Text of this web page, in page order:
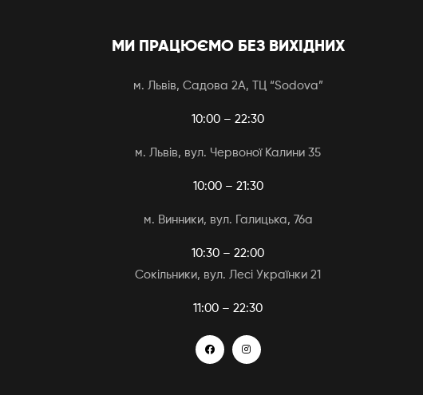
МИ ПРАЦЮЄМО БЕЗ ВИХІДНИХ
м. Львів, Садова 2А, ТЦ “Sodova”
10:00 – 22:30
м. Львів, вул. Червоної Калини 35
10:00 – 21:30
м. Винники, вул. Галицька, 76а
10:30 – 22:00
Сокільники, вул. Лесі Українки 21
11:00 – 22:30